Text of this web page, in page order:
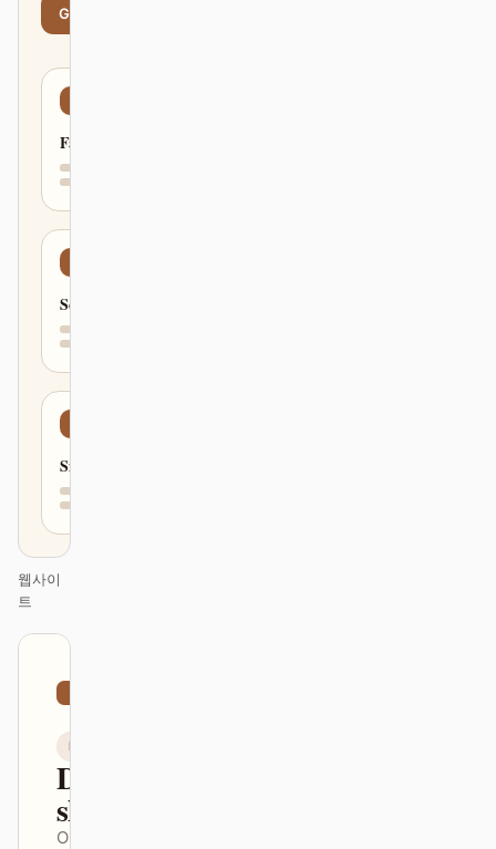
Get started
Fast
Secure
Simple
웹사이
트
KEYNOTE
Design that
ships itself.
One DESIGN.md —